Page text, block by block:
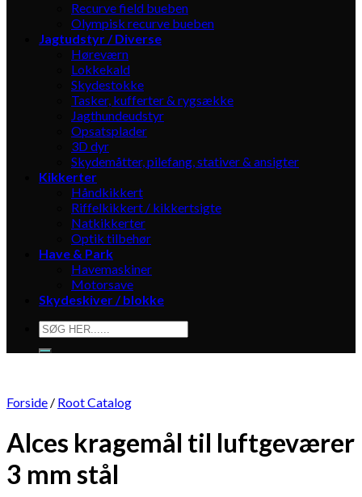
Recurve field bueben
Olympisk recurve bueben
Jagtudstyr / Diverse
Høreværn
Lokkekald
Skydestokke
Tasker, kufferter & rygsække
Jagthundeudstyr
Opsatsplader
3D dyr
Skydemåtter, pilefang, stativer & ansigter
Kikkerter
Håndkikkert
Riffelkikkert / kikkertsigte
Natkikkerter
Optik tilbehør
Have & Park
Havemaskiner
Motorsave
Skydeskiver / blokke
Søg
efter:
Forside / Root Catalog
Alces kragemål til luftgeværer
3 mm stål